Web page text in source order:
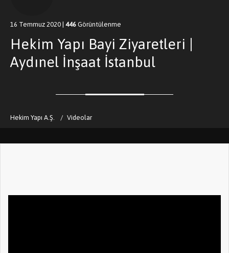
16 Temmuz 2020 | 446 Görüntülenme
Hekim Yapı Bayi Ziyaretleri |
Aydınel İnşaat İstanbul
Hekim Yapı A.Ş. Videolar